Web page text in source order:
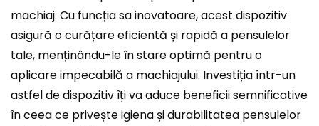
machiaj. Cu funcția sa inovatoare, acest dispozitiv
asigură o curățare eficientă și rapidă a pensulelor
tale, menținându-le în stare optimă pentru o
aplicare impecabilă a machiajului. Investiția într-un
astfel de dispozitiv îți va aduce beneficii semnificative
în ceea ce privește igiena și durabilitatea pensulelor